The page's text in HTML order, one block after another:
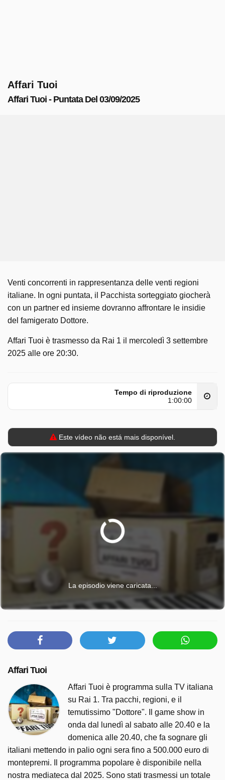
Affari Tuoi
Affari Tuoi - Puntata Del 03/09/2025
Venti concorrenti in rappresentanza delle venti regioni
italiane. In ogni puntata, il Pacchista sorteggiato giocherà
con un partner ed insieme dovranno affrontare le insidie
del famigerato Dottore.
Affari Tuoi è trasmesso da Rai 1 il mercoledì 3 settembre
2025 alle ore 20:30.
Tempo di riproduzione
1:00:00
Este vídeo não está mais disponível.
La episodio viene caricata...
Affari Tuoi
Affari Tuoi è programma sulla TV italiana
su Rai 1. Tra pacchi, regioni, e il
temutissimo "Dottore". Il game show in
onda dal lunedì al sabato alle 20.40 e la
domenica alle 20.40, che fa sognare gli
italiani mettendo in palio ogni sera fino a 500.000 euro di
montepremi. Il programma popolare è disponibile nella
nostra mediateca dal 2025. Sono stati trasmessi un totale